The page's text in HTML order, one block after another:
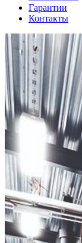
авто
авто
багги
Гарантии
Контакты